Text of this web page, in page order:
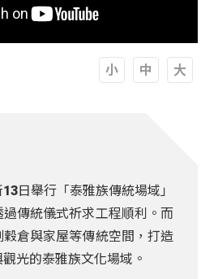
日舉行「泰雅族傳統場域」
傳統儀式祈求工程順利。而
倉與家屋等傳統空間，打造
光的泰雅族文化場域。